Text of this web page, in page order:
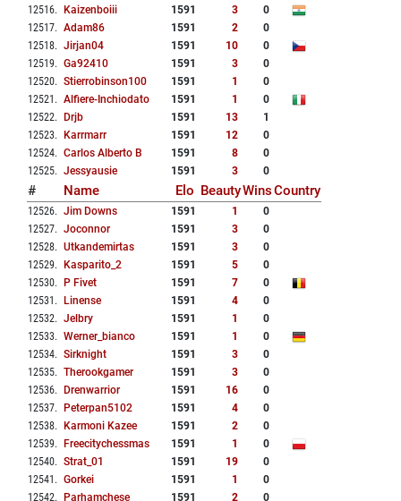
12516. Kaizenboiii 1591 3
0
12517. Adam86 1591 2
0
12518. Jirjan04 1591 10
0
12519. Ga92410 1591 3
0
12520. Stierrobinson100 1591 1
0
12521 . Alfiere-Inchiodato 1591 1
0
12522. Drjb 1591 13
1
12523. Karrmarr 1591 12
0
12524. Carlos Alberto B 1591 8
0
12525. Jessyausie 1591 3 0
# Name Elo BeautyWinsCountry
12526. Jim Downs 1591 1
0
12527. Joconnor 1591 3
0
12528. Utkandemirtas 1591 3
0
12529. Kasparito_2 1591 5
0
12530. P Fivet 1591 7
0
12531 . Linense 1591 4
0
12532. Jelbry 1591 1
0
12533. Werner_bianco 1591 1
0
12534. Sirknight 1591 3
0
12535. Therookgamer 1591 3
0
12536. Drenwarrior 1591 16
0
12537. Peterpan5102 1591 4
0
12538. Karmoni Kazee 1591 2
0
12539. Freecitychessmas 1591 1
0
12540. Strat_01 1591 19
0
12541 . Gorkei 1591 1
0
12542. Parhamchese 1591 2
0